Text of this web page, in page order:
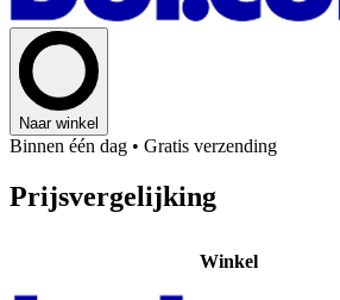
Naar winkel
Binnen één dag • Gratis verzending
Prijsvergelijking
Winkel